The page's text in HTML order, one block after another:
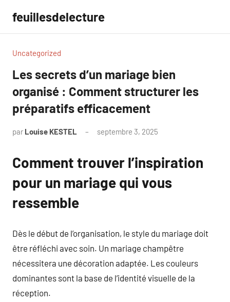
contenu
feuillesdelecture
Uncategorized
Les secrets d’un mariage bien
organisé : Comment structurer les
préparatifs efficacement
par Louise KESTEL septembre 3, 2025
Comment trouver l’inspiration
pour un mariage qui vous
ressemble
Dès le début de l’organisation, le style du mariage doit
être réfléchi avec soin. Un mariage champêtre
nécessitera une décoration adaptée. Les couleurs
dominantes sont la base de l’identité visuelle de la
réception.